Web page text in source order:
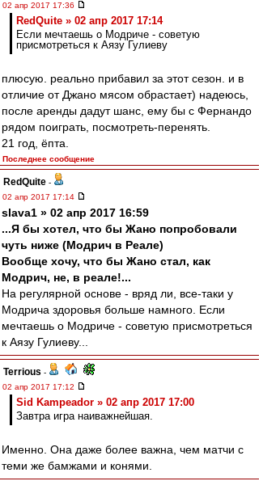
02 апр 2017 17:36
RedQuite » 02 апр 2017 17:14
Если мечтаешь о Модриче - советую
присмотреться к Аязу Гулиеву
плюсую. реально прибавил за этот сезон. и в
отличие от Джано мясом обрастает) надеюсь,
после аренды дадут шанс, ему бы с Фернандо
рядом поиграть, посмотреть-перенять.
21 год, ёпта.
Последнее сообщение
RedQuite -
02 апр 2017 17:14
slava1 » 02 апр 2017 16:59
...Я бы хотел, что бы Жано попробовали
чуть ниже (Модрич в Реале)
Вообще хочу, что бы Жано стал, как
Модрич, не, в реале!...
На регулярной основе - вряд ли, все-таки у
Модрича здоровья больше намного. Если
мечтаешь о Модриче - советую присмотреться
к Аязу Гулиеву...
Terrious -
02 апр 2017 17:12
Sid Kampeador » 02 апр 2017 17:00
Завтра игра наиважнейшая.
Именно. Она даже более важна, чем матчи с
теми же бамжами и конями.